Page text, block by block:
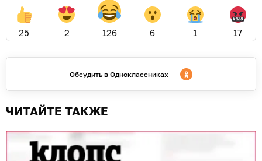
25 2 126 6 1 17
Обсудить в Одноклассниках
ЧИТАЙТЕ ТАКЖЕ